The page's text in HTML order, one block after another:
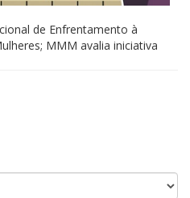
de Enfrentamento à
MMM avalia iniciativa